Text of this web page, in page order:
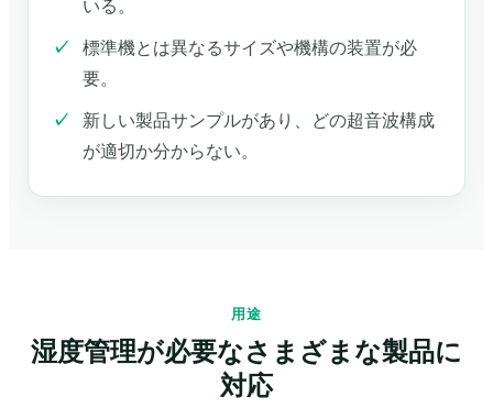
いる。
標準機とは異なるサイズや機構の装置が必
要。
新しい製品サンプルがあり、どの超音波構成
が適切か分からない。
用途
湿度管理が必要なさまざまな製品に
対応